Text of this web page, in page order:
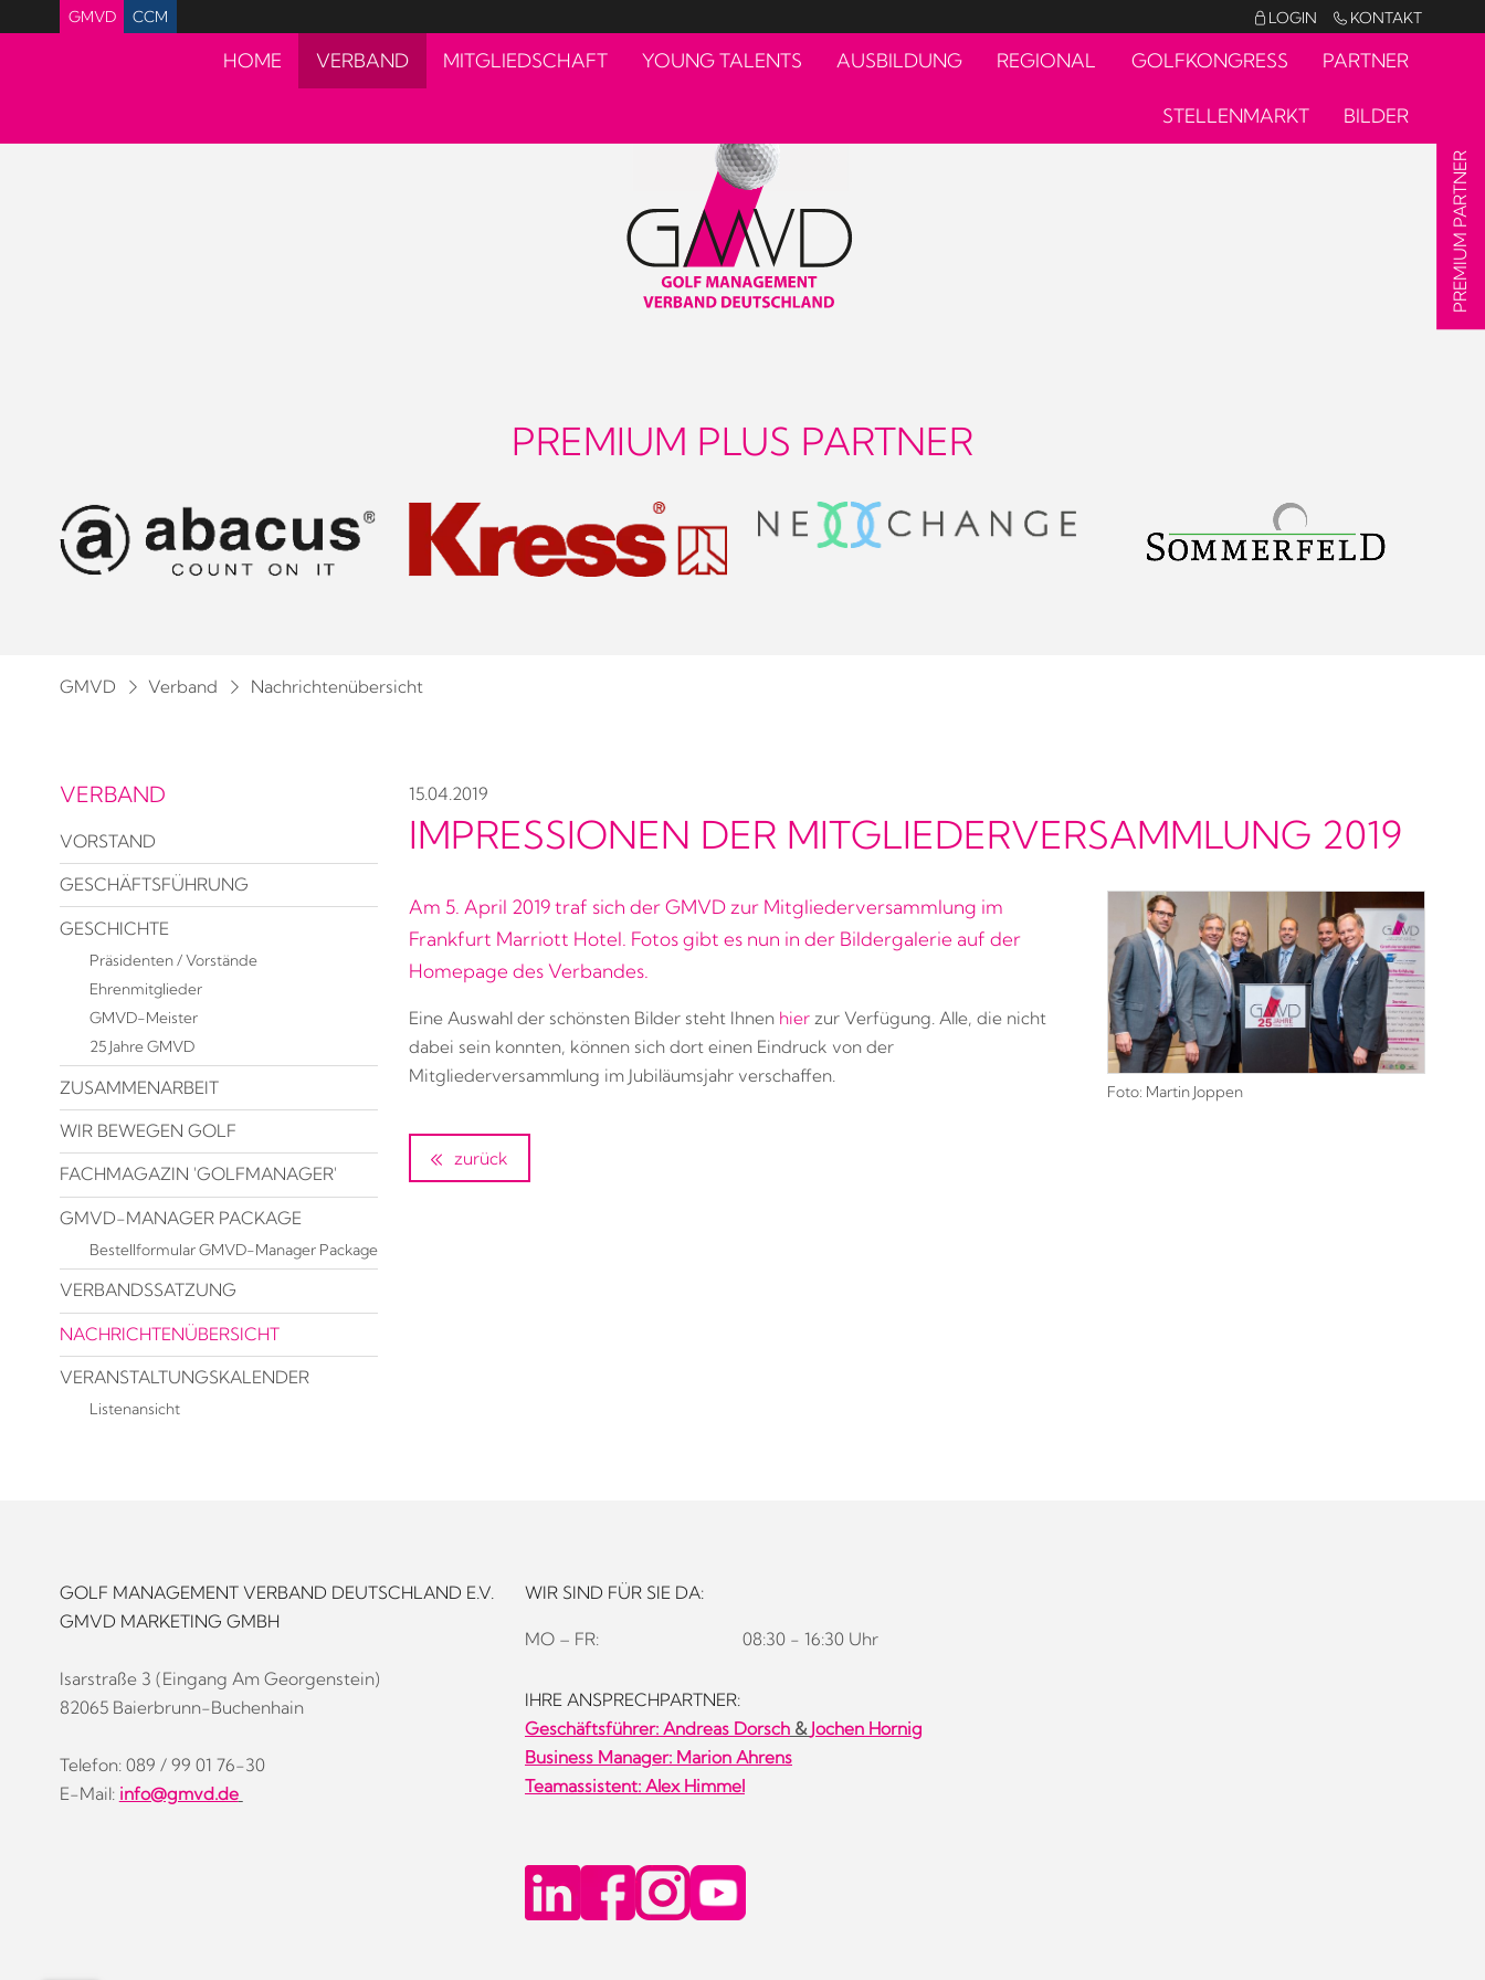
GMVD CCM  LOGIN  KONTAKT
HOME VERBAND MITGLIEDSCHAFT YOUNG TALENTS AUSBILDUNG REGIONAL GOLFKONGRESS PARTNER
STELLENMARKT BILDER
PREMIUM PLUS PARTNER
GMVD Verband Nachrichtenübersicht
15.04.2019
IMPRESSIONEN DER MITGLIEDERVERSAMMLUNG 2019
Am 5. April 2019 traf sich der GMVD zur Mitgliederversammlung im
Frankfurt Marriott Hotel. Fotos gibt es nun in der Bildergalerie auf der
Homepage des Verbandes.
Eine Auswahl der schönsten Bilder steht Ihnen hierzur Verfügung. Alle, die nicht
dabei sein konnten, können sich dort einen Eindruck von der
Mitgliederversammlung im Jubiläumsjahr verschaffen.
Foto: Martin Joppen
zurück
VERBAND
VORSTAND
GESCHÄFTSFÜHRUNG
GESCHICHTE
Präsidenten / Vorstände
Ehrenmitglieder
GMVD-Meister
25 Jahre GMVD
ZUSAMMENARBEIT
WIR BEWEGEN GOLF
FACHMAGAZIN 'GOLFMANAGER'
GMVD-MANAGER PACKAGE
Bestellformular GMVD-Manager Package
VERBANDSSATZUNG
NACHRICHTENÜBERSICHT
VERANSTALTUNGSKALENDER
Listenansicht
PREMIUM PARTNER
GOLF MANAGEMENT VERBAND DEUTSCHLAND E.V.
GMVD MARKETING GMBH
Isarstraße 3 (Eingang Am Georgenstein)
82065 Baierbrunn-Buchenhain
Telefon: 089 / 99 01 76-30
E-Mail: info@gmvd.de
WIR SIND FÜR SIE DA:
MO – FR: 08:30 - 16:30 Uhr
IHRE ANSPRECHPARTNER:
Geschäftsführer: Andreas Dorsch & Jochen Hornig
Business Manager: Marion Ahrens
Teamassistent: Alex Himmel